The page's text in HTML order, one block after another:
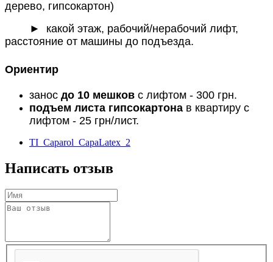
дерево, гипсокартон)
► какой этаж, рабочий/нерабочий лифт,
расстояние от машины до подъезда.
Ориентир
занос до 10 мешков с лифтом - 300 грн.
подъем листа гипсокартона в квартиру с
лифтом - 25 грн/лист.
TI_Caparol_CapaLatex_2
Написать отзыв